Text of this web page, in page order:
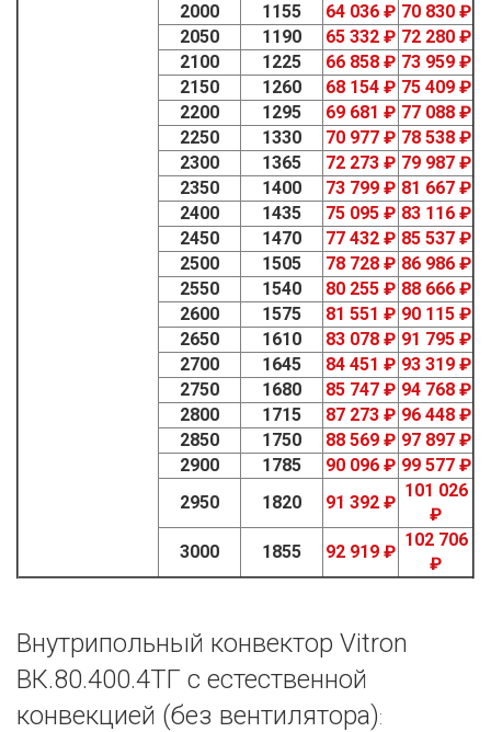
2000
1155 64 036 ₽ 70 830 ₽
2050
1190 65 332 ₽ 72 280 ₽
2100
1225 66 858 ₽ 73 959 ₽
2150
1260 68 154 ₽ 75 409 ₽
2200
1295 69 681 ₽ 77 088 ₽
2250
1330 70 977 ₽ 78 538 ₽
2300
1365 72 273 ₽ 79 987 ₽
2350
1400 73 799 ₽ 81 667 ₽
2400
1435 75 095 ₽ 83 116 ₽
2450
1470 77 432 ₽ 85 537 ₽
2500
1505 78 728 ₽ 86 986 ₽
2550
1540 80 255 ₽ 88 666 ₽
2600
1575 81 551 ₽ 90 115 ₽
2650
1610 83 078 ₽ 91 795 ₽
2700
1645 84 451 ₽ 93 319 ₽
2750
1680 85 747 ₽ 94 768 ₽
2800
1715 87 273 ₽ 96 448 ₽
2850
1750 88 569 ₽ 97 897 ₽
2900
1785 90 096 ₽ 99 577 ₽
2950
1820 91 392 ₽
101 026
₽
3000
1855 92 919 ₽
102 706
₽
Внутрипольный конвектор Vitron
ВК.80.400.4ТГ с естественной
конвекцией (без вентилятора):